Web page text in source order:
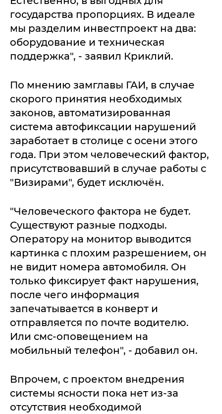
государства пропорциях. В идеале
мы разделим инвестпроект на два:
оборудование и техническая
поддержка", - заявил Криклий.
По мнению замглавы ГАИ, в случае
скорого принятия необходимых
законов, автоматизированная
система автофиксации нарушений
заработает в столице с осени этого
года. При этом человеческий фактор,
присутствовавший в случае работы с
"Визирами", будет исключён.
"Человеческого фактора не будет.
Существуют разные подходы.
Оператору на монитор выводится
картинка с плохим разрешением, он
не видит номера автомобиля. Он
только фиксирует факт нарушения,
после чего информация
запечатывается в конверт и
отправляется по почте водителю.
Или смс-оповещением на
мобильный телефон", - добавил он.
Впрочем, с проектом внедрения
системы ясности пока нет из-за
отсутствия необходимой